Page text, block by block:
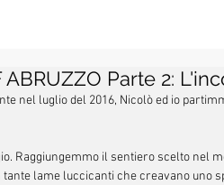
ABRUZZO Parte 2:
nel luglio del 2016, Nicolò ed io
Raggiungemmo il sentiero scelto nel
lame luccicanti che creavano uno